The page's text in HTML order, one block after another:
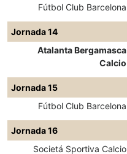
Fútbol Club Barcelona
Jornada 14
Atalanta Bergamasca
Calcio
Jornada 15
Fútbol Club Barcelona
Jornada 16
Societá Sportiva Calcio